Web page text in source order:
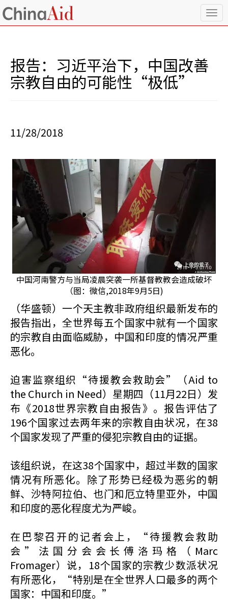
T
o
o
报告：习近平治下，中国改善
宗教自由的可能性“极低”
11/28/2018
中国河南警方与当局凌晨突袭一所基督教教会造成破坏
（图：微信,2018年9月5日)
（华盛顿）一个天主教非政府组织最新发布的
报告指出，全世界每五个国家中就有一个国家
的宗教自由面临威胁，中国和印度的情况严重
恶化。
迫害监察组织“待援教会救助会”（Aid to
the Church in Need）星期四（11月22日）发
布《2018世界宗教自由报告》。报告评估了
196个国家过去两年来的宗教自由状况，在38
个国家发现了严重的侵犯宗教自由的证据。
该组织说，在这38个国家中，超过半数的国家
情况有所恶化。除了形势已经极为恶劣的朝
鲜、沙特阿拉伯、也门和厄立特里亚外，中国
和印度的恶化程度尤为严峻。
在巴黎召开的记者会上，“待援教会救助
会”法国分会会长傅洛玛格（Marc
Fromager）说，18个国家的宗教少数派状况
有所恶化，“特别是在全世界人口最多的两个
国家：中国和印度。”